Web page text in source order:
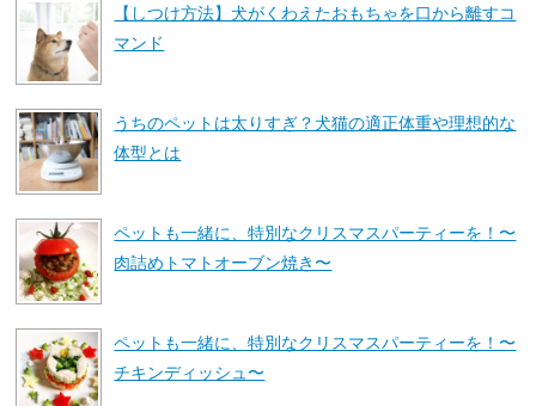
【しつけ方法】犬がくわえたおもちゃを口から離すコ
マンド
うちのペットは太りすぎ？犬猫の適正体重や理想的な
体型とは
ペットも一緒に、特別なクリスマスパーティーを！〜
肉詰めトマトオーブン焼き〜
ペットも一緒に、特別なクリスマスパーティーを！〜
チキンディッシュ〜